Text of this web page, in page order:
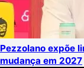
Pezzolano expõe
mudança em 2027